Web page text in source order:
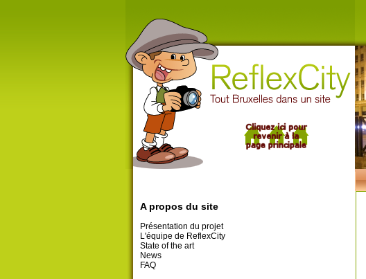
A propos du site
Présentation du projet
L'équipe de ReflexCity
State of the art
News
FAQ